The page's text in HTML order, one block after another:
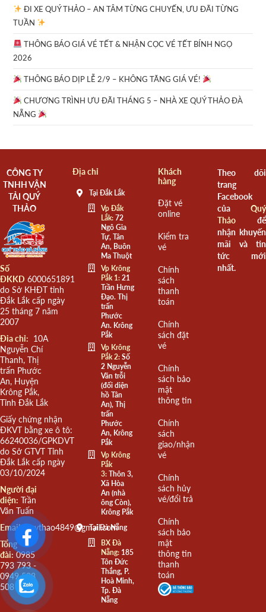
ĐI XE QUÝ THẢO – AN TÂM TỪNG CHUYẾN, ƯU ĐÃI TỪNG
TUẦN
THÔNG BÁO GIÁ VÉ TẾT & NHẬN CỌC VÉ TẾT BÍNH NGỌ
2026
THÔNG BÁO DỊP LỄ 2/9 – KHÔNG TĂNG GIÁ VÉ!
CHƯƠNG TRÌNH ƯU ĐÃI THÁNG 5 – NHÀ XE QUÝ THẢO ĐÀ
NẴNG
CÔNG TY
TNHH VẬN
TẢI QUÝ
THẢO
Số
ĐKKD 6000651891
do Sở KHĐT tỉnh
Đắk Lắk cấp ngày
25 tháng 7 năm
2007
Đia chỉ: 10A
Nguyễn Chí
Thanh, Thị
trấn Phước
An, Huyện
Krông Pắk,
Tỉnh Đắk Lắk
Giấy chứng nhận
ĐKVT bằng xe ô tô:
66240036/GPKDVT
do Sở GTVT Tỉnh
Đắk Lắk cấp ngày
03/10/2024
Người đại
diện: Trần
Văn Tuấn
Email: quythao4849@gmail.com
Tổng
đài: 0985
793 793 -
0949 508
508
Địa chỉ
Tại Đắk Lắk
Vp Đắk
Lắk:72
Ngô Gia
Tự, Tân
An, Buôn
Ma Thuột
Vp Krông
Pắk 1:21
Trần Hưng
Đạo. Thị
trấn
Phước
An. Krông
Pắk
Vp Krông
Pắk 2:Số
2 Nguyễn
Văn trỗi
(đối diện
hồ Tân
An), Thị
trấn
Phước
An, Krông
Pắk
Vp Krông
Pắk
3:Thôn 3,
Xã Hòa
An (nhà
ông Còn),
Krông Pắk
Tại Đà Nẵng
BX Đà
Nẵng:185
Tôn Đức
Thắng, P.
Hoà Minh,
Tp. Đà
Nẵng
Khách
hàng
Đặt vé
online
Kiểm tra
vé
Chính
sách
thanh
toán
Chính
sách đặt
vé
Chính
sách bảo
mật
thông tin
Chính
sách
giao/nhận
vé
Chính
sách hủy
vé/đổi trả
Chính
sách bảo
mật
thông tin
thanh
toán
Theo dõi
trang
Facebook
của Quý
Thảođể
nhận khuyến
mãi và tin
tức mới
nhất.